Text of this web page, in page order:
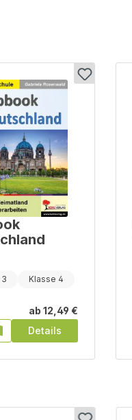
Klasse 4
ab 12,49 €
Details